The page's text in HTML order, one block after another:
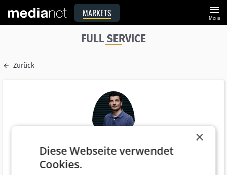
MARKETS menu
Menü
FULL SERVICE
Zurück
Name
Gerhard Grossberger MSc
×
Diese Webseite verwendet
Cookies.